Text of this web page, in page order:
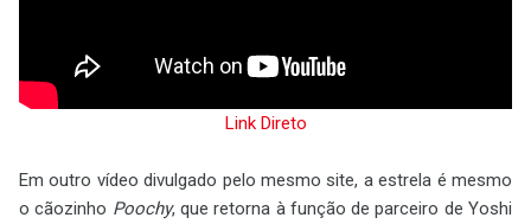
Link Direto
Em outro vídeo divulgado pelo mesmo site, a estrela é mesmo
o cãozinho Poochy, que retorna à função de parceiro de Yoshi